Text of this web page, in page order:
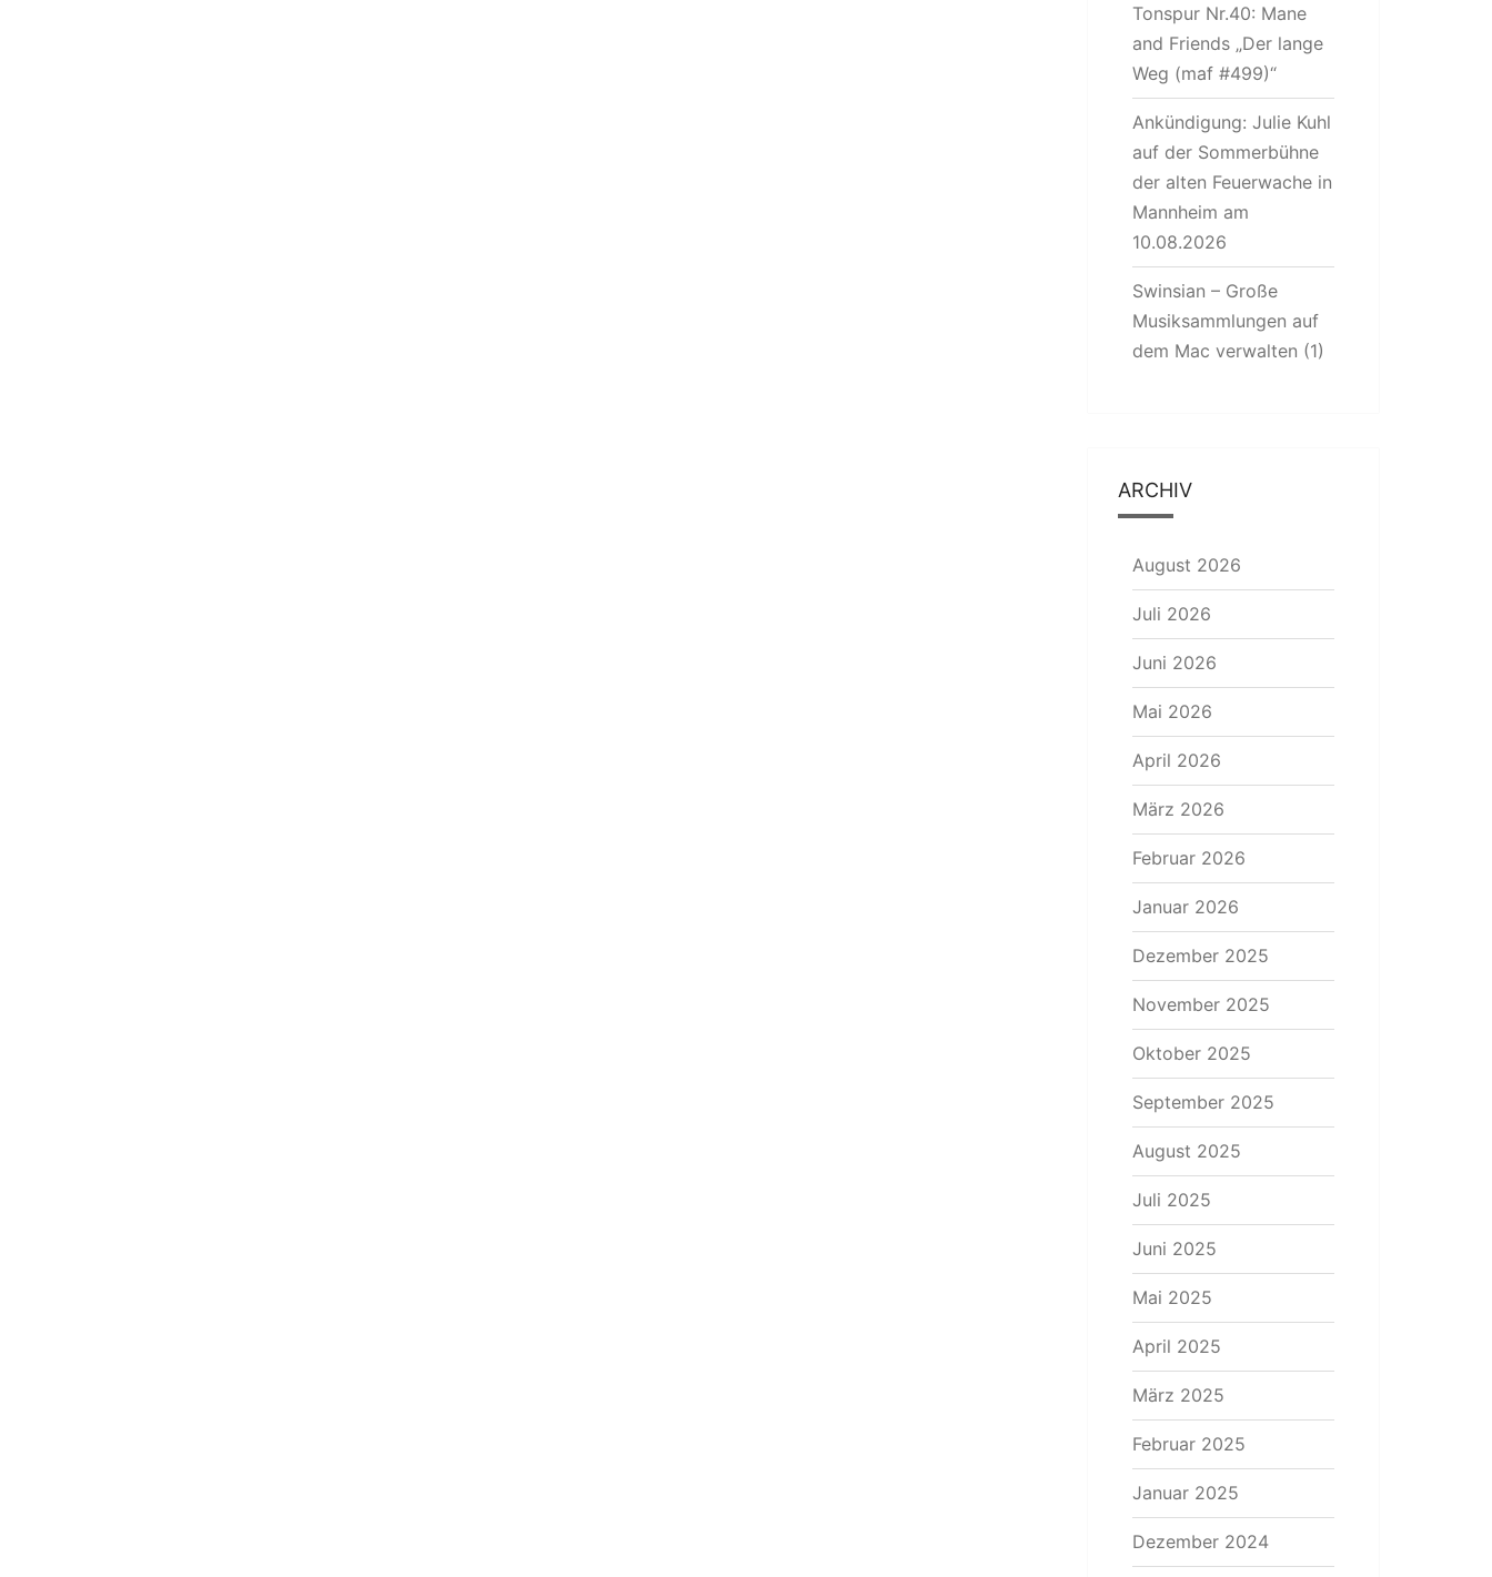
Tonspur Nr.40: Mane
and Friends „Der lange
Weg (maf #499)“
Ankündigung: Julie Kuhl
auf der Sommerbühne
der alten Feuerwache in
Mannheim am
10.08.2026
Swinsian – Große
Musiksammlungen auf
dem Mac verwalten (1)
ARCHIV
August 2026
Juli 2026
Juni 2026
Mai 2026
April 2026
März 2026
Februar 2026
Januar 2026
Dezember 2025
November 2025
Oktober 2025
September 2025
August 2025
Juli 2025
Juni 2025
Mai 2025
April 2025
März 2025
Februar 2025
Januar 2025
Dezember 2024